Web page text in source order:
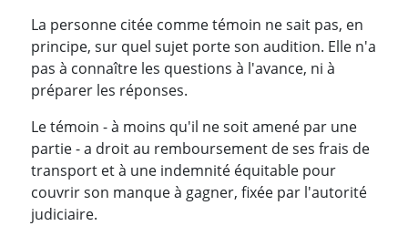
La personne citée comme témoin ne sait pas, en
principe, sur quel sujet porte son audition. Elle n'a
pas à connaître les questions à l'avance, ni à
préparer les réponses.
Le témoin - à moins qu'il ne soit amené par une
partie - a droit au remboursement de ses frais de
transport et à une indemnité équitable pour
couvrir son manque à gagner, fixée par l'autorité
judiciaire.